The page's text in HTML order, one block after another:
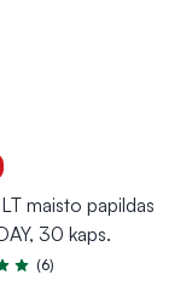
maisto papildas
30 kaps.
5.0 iš 5
(6)